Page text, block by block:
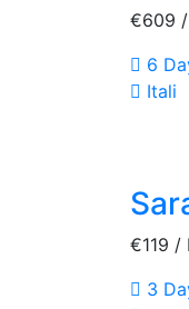
€609
6
Itali
€119 /
3